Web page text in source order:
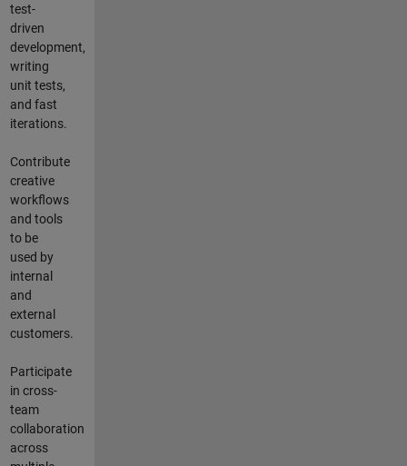
test-
driven
development,
writing
unit tests,
and fast
iterations.
Contribute
creative
workflows
and tools
to be
used by
internal
and
external
customers.
Participate
in cross-
team
collaboration
across